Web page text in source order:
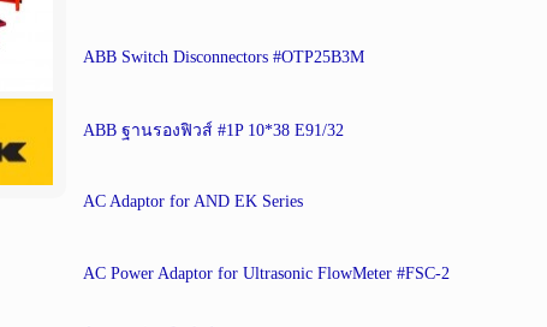
ABB Switch Disconnectors #OTP25B3M
ABB ฐานรองฟิวส์ #1P 10*38 E91/32
AC Adaptor for AND EK Series
AC Power Adaptor for Ultrasonic FlowMeter #FSC-2